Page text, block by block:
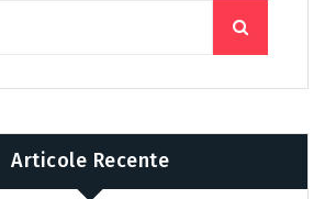
Articole Recente